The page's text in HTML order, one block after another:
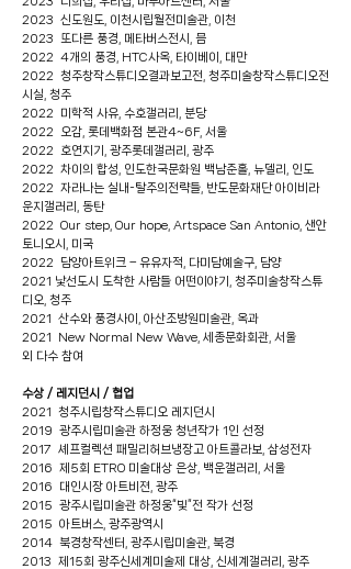
2023 신도원도, 이천시립월전미술관, 이천
2023 또다른 풍경, 메타버스전시, 믐
2022 4개의 풍경, HTC사옥, 타이베이, 대만
2022 청주창작스튜디오결과보고전, 청주미술창작스튜디오전
시실, 청주
2022 미학적 사유, 수호갤러리, 분당
2022 오감, 롯데백화점 본관4~6F, 서울
2022 호연지기, 광주롯데갤러리, 광주
2022 차이의 합성, 인도한국문화원 백남준홀, 뉴델리, 인도
2022 자라나는 실내-탈주의전략들, 반도문화재단 아이비라
운지갤러리, 동탄
2022 Our step, Our hope, Artspace San Antonio, 샌안
토니오시, 미국
2022 담양아트위크 – 유유자적, 다미담예술구, 담양
2021 낯선도시 도착한 사람들 어떤이야기, 청주미술창작스튜
디오, 청주
2021 산수와 풍경사이, 아산조방원미술관, 옥과
2021 New Normal New Wave, 세종문화회관, 서울
외 다수 참여
수상 / 레지던시 / 협업
2021 청주시립창작스튜디오 레지던시
2019 광주시립미술관 하정웅 청년작가 1인 선정
2017 셰프컬렉션 패밀리허브냉장고 아트콜라보, 삼성전자
2016 제5회 ETRO 미술대상 은상, 백운갤러리, 서울
2016 대인시장 아트비젼, 광주
2015 광주시립미술관 하정웅“빛”전 작가 선정
2015 아트버스, 광주광역시
2014 북경창작센터, 광주시립미술관, 북경
2013 제15회 광주신세계미술제 대상, 신세계갤러리, 광주